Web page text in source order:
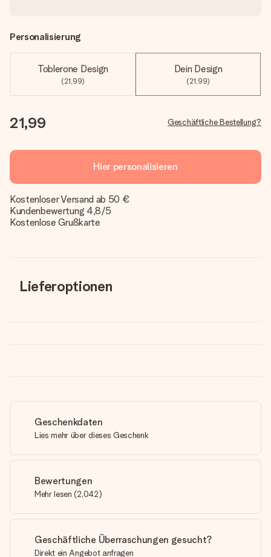
Personalisierung
Toblerone Design
(21,99)
Dein Design
(21,99)
21,99 Geschäftliche Bestellung?
Hier personalisieren
Kostenloser Versand ab 50 €
Kundenbewertung 4,8/5
Kostenlose Grußkarte
Lieferoptionen
Geschenkdaten
Lies mehr über dieses Geschenk
Bewertungen
Mehr lesen (2,042)
Geschäftliche Überraschungen gesucht?
Direkt ein Angebot anfragen